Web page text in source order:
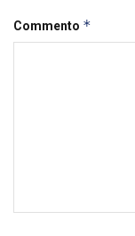
Commento *